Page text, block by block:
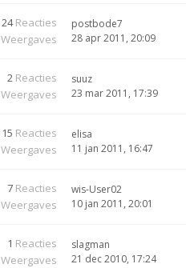
24Reacties
Weergaves
postbode7
28 apr 2011, 20:09
2 Reacties
Weergaves
suuz
23 mar 2011, 17:39
15 Reacties
Weergaves
elisa
11 jan 2011, 16:47
7 Reacties
Weergaves
wis-User02
10 jan 2011, 20:01
1 Reacties
Weergaves
slagman
21 dec 2010, 17:24